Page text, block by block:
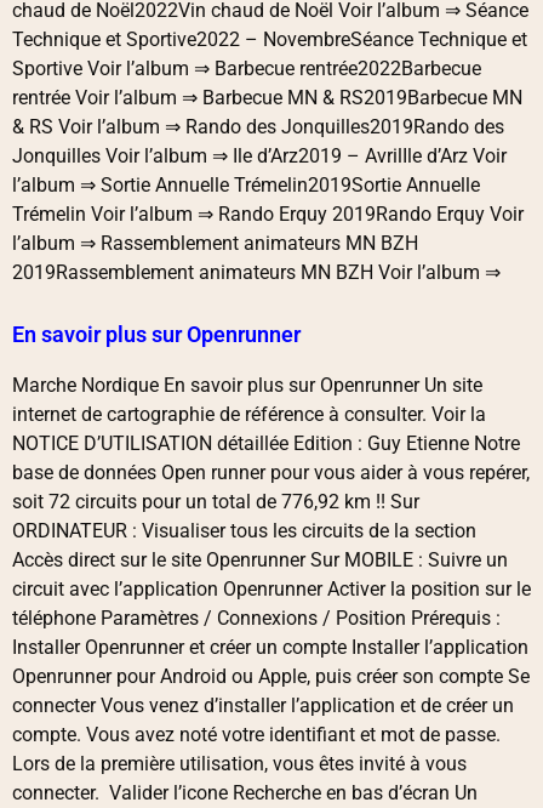
chaud de Noël2022Vin chaud de Noël Voir l’album ⇒ Séance
Technique et Sportive2022 – NovembreSéance Technique et
Sportive Voir l’album ⇒ Barbecue rentrée2022Barbecue
rentrée Voir l’album ⇒ Barbecue MN & RS2019Barbecue MN
& RS Voir l’album ⇒ Rando des Jonquilles2019Rando des
Jonquilles Voir l’album ⇒ Ile d’Arz2019 – AvrilIle d’Arz Voir
l’album ⇒ Sortie Annuelle Trémelin2019Sortie Annuelle
Trémelin Voir l’album ⇒ Rando Erquy 2019Rando Erquy Voir
l’album ⇒ Rassemblement animateurs MN BZH
2019Rassemblement animateurs MN BZH Voir l’album ⇒
En savoir plus sur Openrunner
Marche Nordique En savoir plus sur Openrunner Un site
internet de cartographie de référence à consulter. Voir la
NOTICE D’UTILISATION détaillée Edition : Guy Etienne Notre
base de données Open runner pour vous aider à vous repérer,
soit 72 circuits pour un total de 776,92 km !! Sur
ORDINATEUR : Visualiser tous les circuits de la section
Accès direct sur le site Openrunner Sur MOBILE : Suivre un
circuit avec l’application Openrunner Activer la position sur le
téléphone Paramètres / Connexions / Position Prérequis :
Installer Openrunner et créer un compte Installer l’application
Openrunner pour Android ou Apple, puis créer son compte Se
connecter Vous venez d’installer l’application et de créer un
compte. Vous avez noté votre identifiant et mot de passe.
Lors de la première utilisation, vous êtes invité à vous
connecter. Valider l’icone Recherche en bas d’écran Un